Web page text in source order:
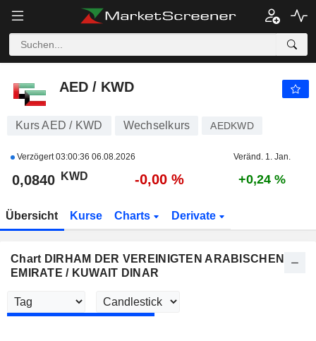
AED / KWD
AED / KWD
Kurs AED / KWD Wechselkurs AEDKWD
Verzögert03:00:36 06.08.2026 Veränd. 1. Jan.
0,0840 KWD -0,00 % +0,24 %
Übersicht Kurse Charts Derivate
Chart DIRHAM DER VEREINIGTEN ARABISCHEN
EMIRATE / KUWAIT DINAR